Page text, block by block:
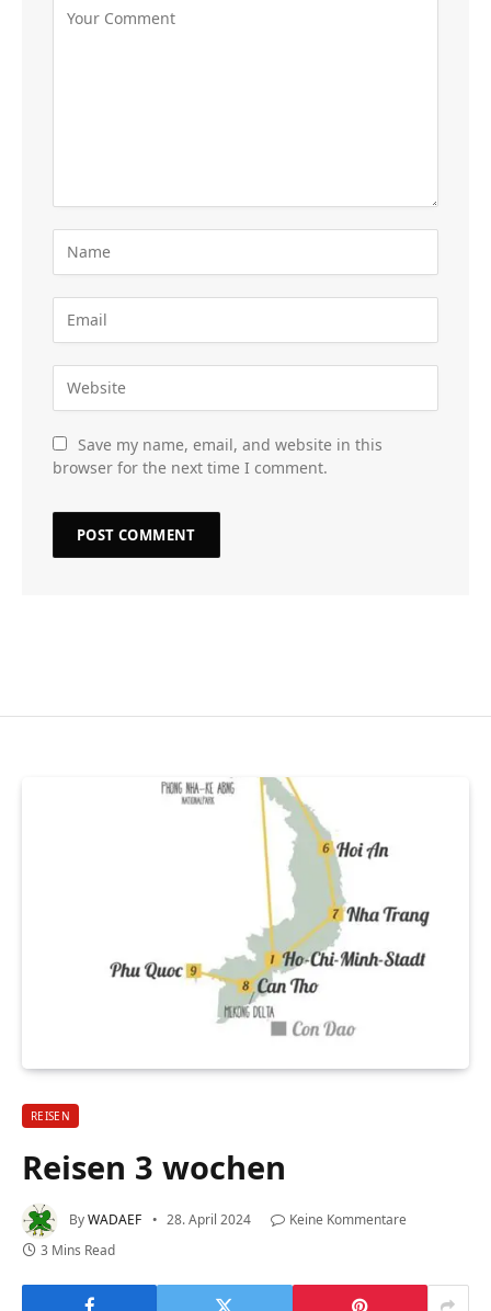
Save my name, email, and website in this
browser for the next time I comment.
REISEN
Reisen 3 wochen
ByWADAEF 28. April 2024
Keine Kommentare
3 Mins Read